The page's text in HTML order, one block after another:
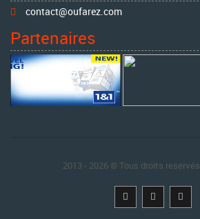
contact@oufarez.com
Partenaires
2013 - 2026 © Tous droits reservés